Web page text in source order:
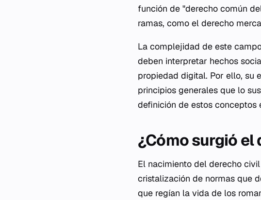
función de "derecho común
ramas, como el derecho
La complejidad de este
deben interpretar hechos
propiedad digital. Por ello, su
principios generales que lo
definición de estos conceptos
¿Cómo surgió el
El nacimiento del derecho
cristalización de normas que
que regían la vida de los